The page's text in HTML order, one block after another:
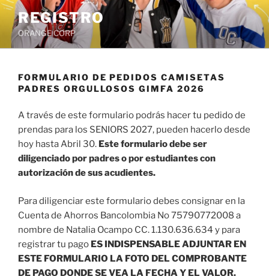
Saltar
contenido
REGISTRO
ORANGE CORP
FORMULARIO DE PEDIDOS CAMISETAS
PADRES ORGULLOSOS GIMFA 2026
A través de este formulario podrás hacer tu pedido de
prendas para los SENIORS 2027, pueden hacerlo desde
hoy hasta Abril 30. Este formulario debe ser
diligenciado por padres o por estudiantes con
autorización de sus acudientes.
Para diligenciar este formulario debes consignar en la
Cuenta de Ahorros Bancolombia No 75790772008 a
nombre de Natalia Ocampo CC. 1.130.636.634 y para
registrar tu pago ES INDISPENSABLE ADJUNTAR EN
ESTE FORMULARIO LA FOTO DEL COMPROBANTE
DE PAGO DONDE SE VEA LA FECHA Y EL VALOR.